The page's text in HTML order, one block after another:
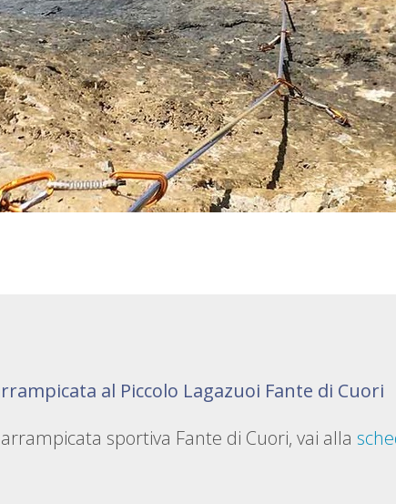
al Piccolo Lagazuoi Fante di Cuori
sportiva Fante di Cuori, vai alla